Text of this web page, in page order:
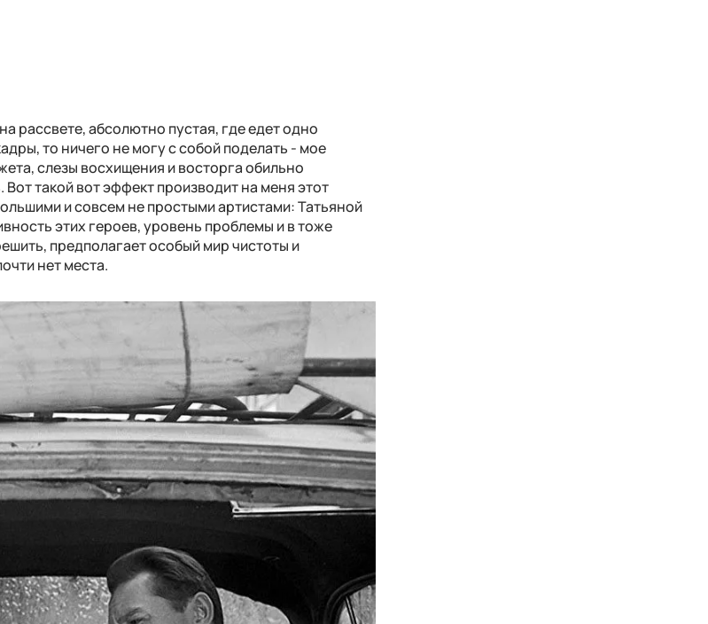
рассвете, абсолютно пустая, где едет одно
то ничего не могу с собой поделать - мое
слезы восхищения и восторга обильно
такой вот эффект производит на меня этот
и совсем не простыми артистами: Татьяной
этих героев, уровень проблемы и в тоже
предполагает особый мир чистоты и
нет места.